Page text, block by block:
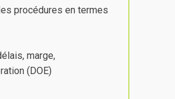
procédures en termes
marge,
(DOE)